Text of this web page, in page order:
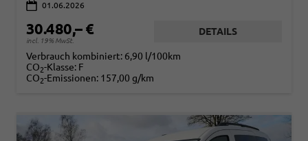
01.06.2026
30.480,– €
incl. 19% MwSt.
DETAILS
Verbrauch kombiniert: 6,90 l/100km
CO2-Klasse: F
CO2-Emissionen: 157,00 g/km